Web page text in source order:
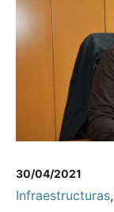
30/04/2021
Infraestructuras,